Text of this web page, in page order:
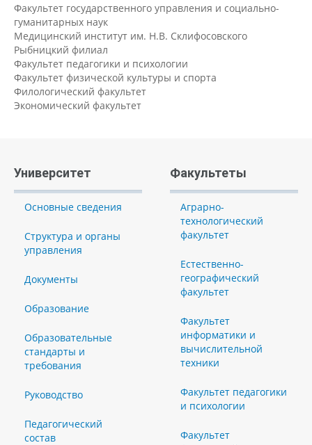
Факультет государственного управления и социально-
гуманитарных наук
Медицинский институт им. Н.В. Склифосовского
Рыбницкий филиал
Факультет педагогики и психологии
Факультет физической культуры и спорта
Филологический факультет
Экономический факультет
Университет
Основные сведения
Структура и органы
управления
Документы
Образование
Образовательные
стандарты и
требования
Руководство
Педагогический
состав
Факультеты
Аграрно-
технологический
факультет
Естественно-
географический
факультет
Факультет
информатики и
вычислительной
техники
Факультет педагогики
и психологии
Факультет